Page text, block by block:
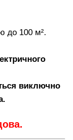
до 100 м².
виключно